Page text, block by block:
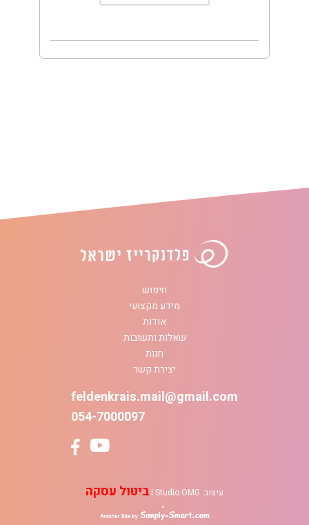
חיפוש
מידע מקצועי
אודות
שאלות ותשובות
חנות
יצירת קשר
feldenkrais.mail@gmail.com
054-7000097
עיצוב: Studio OMG
| ביטול עסקה
simply-